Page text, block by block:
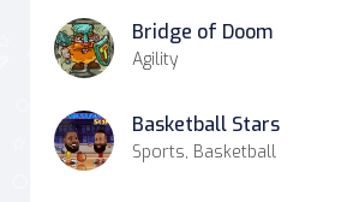
Bridge of Doom
Agility
Basketball Stars
Sports, Basketball